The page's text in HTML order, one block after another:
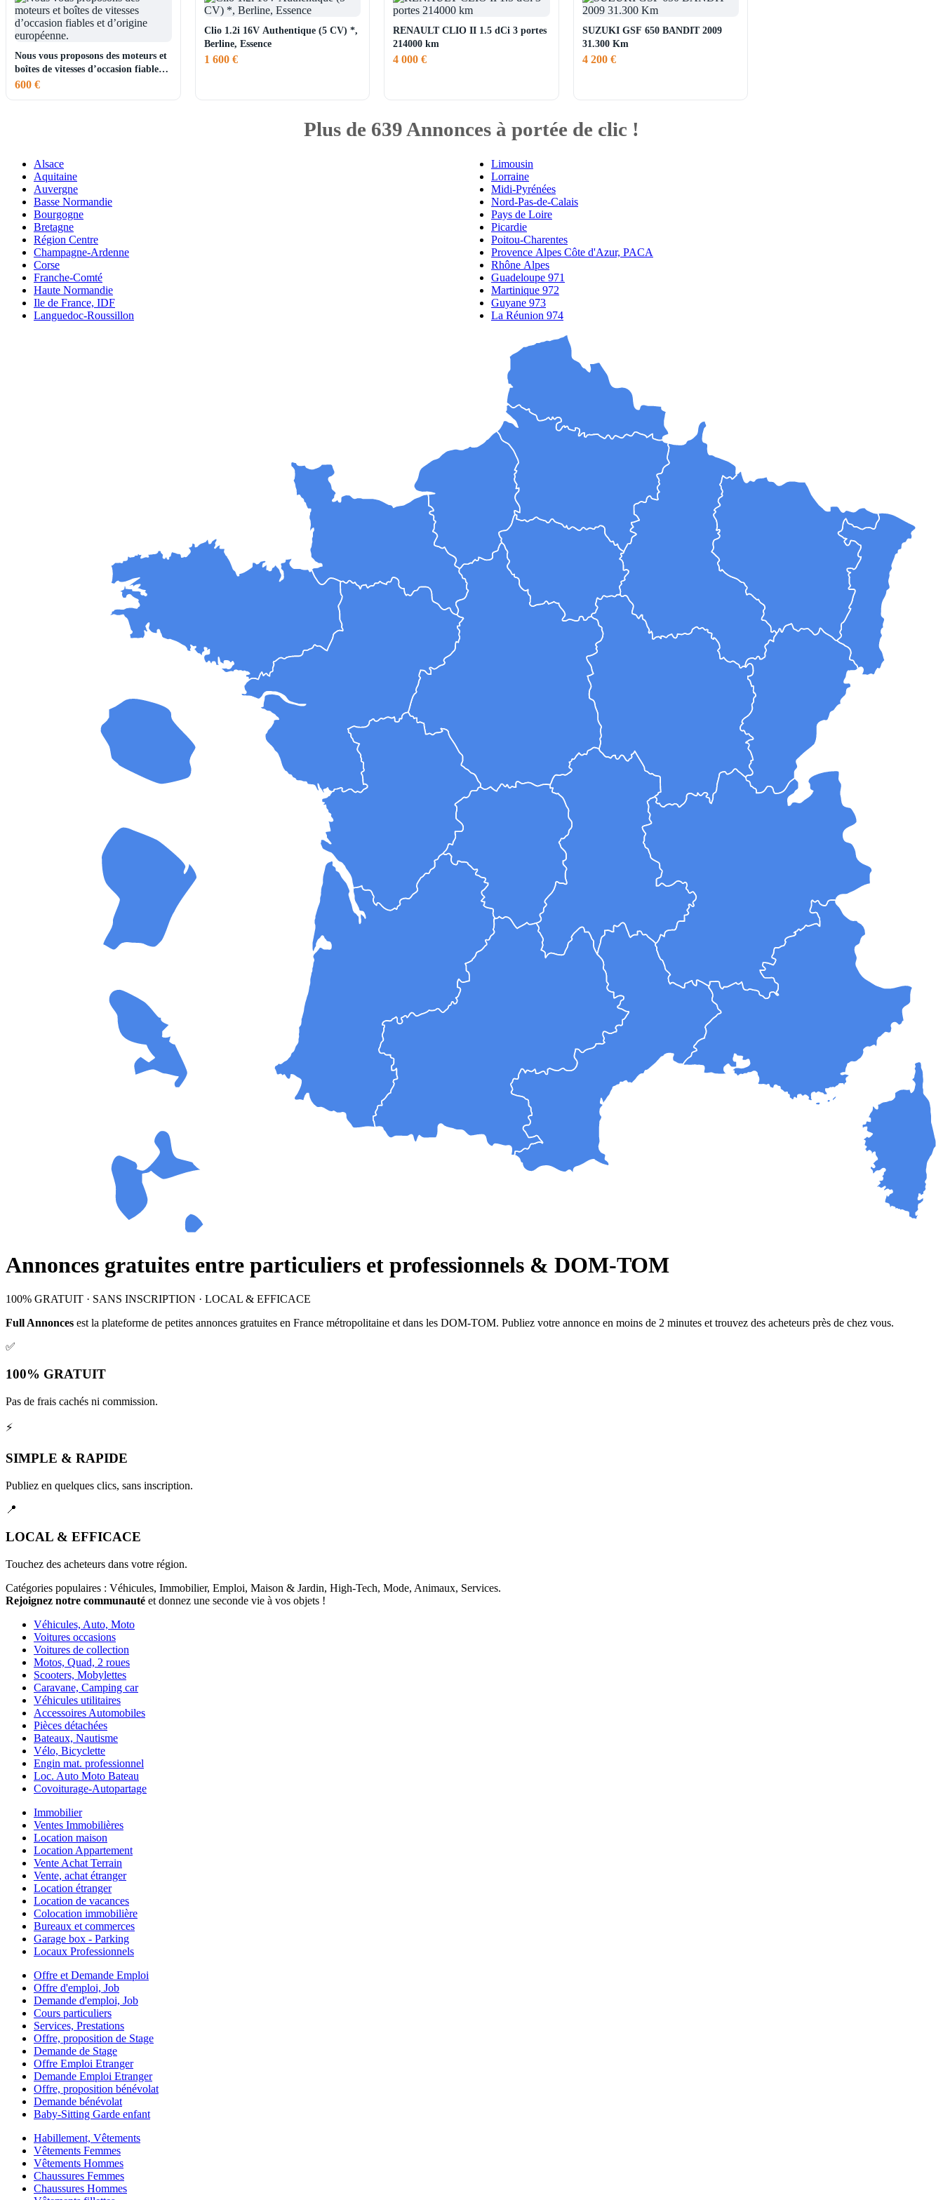
Nous vous proposons des moteurs et
boîtes de vitesses d’occasion fiables
et d’origine européenne.
600 €
Clio 1.2i 16V Authentique (5 CV) *,
Berline, Essence
1 600 €
RENAULT CLIO II 1.5 dCi 3 portes
214000 km
4 000 €
SUZUKI GSF 650 BANDIT 2009
31.300 Km
4 200 €
Plus de 639 Annonces à portée de clic !
Alsace
Aquitaine
Auvergne
Basse Normandie
Bourgogne
Bretagne
Région Centre
Champagne-Ardenne
Corse
Franche-Comté
Haute Normandie
Ile de France, IDF
Languedoc-Roussillon
Limousin
Lorraine
Midi-Pyrénées
Nord-Pas-de-Calais
Pays de Loire
Picardie
Poitou-Charentes
Provence Alpes Côte d'Azur, PACA
Rhône Alpes
Guadeloupe 971
Martinique 972
Guyane 973
La Réunion 974
Annonces gratuites entre particuliers et professionnels & DOM-TOM
100% GRATUIT · SANS INSCRIPTION · LOCAL & EFFICACE
Full Annonces est la plateforme de petites annonces gratuites en France métropolitaine et dans les DOM-TOM. Publiez votre annonce en moins de 2 minutes et trouvez des acheteurs près de chez vous.
✅
100% GRATUIT
Pas de frais cachés ni commission.
⚡
SIMPLE & RAPIDE
Publiez en quelques clics, sans inscription.
📍
LOCAL & EFFICACE
Touchez des acheteurs dans votre région.
Catégories populaires : Véhicules, Immobilier, Emploi, Maison & Jardin, High-Tech, Mode, Animaux, Services.
Rejoignez notre communauté et donnez une seconde vie à vos objets !
Véhicules, Auto, Moto
Voitures occasions
Voitures de collection
Motos, Quad, 2 roues
Scooters, Mobylettes
Caravane, Camping car
Véhicules utilitaires
Accessoires Automobiles
Pièces détachées
Bateaux, Nautisme
Vélo, Bicyclette
Engin mat. professionnel
Loc. Auto Moto Bateau
Covoiturage-Autopartage
Immobilier
Ventes Immobilières
Location maison
Location Appartement
Vente Achat Terrain
Vente, achat étranger
Location étranger
Location de vacances
Colocation immobilière
Bureaux et commerces
Garage box - Parking
Locaux Professionnels
Offre et Demande Emploi
Offre d'emploi, Job
Demande d'emploi, Job
Cours particuliers
Services, Prestations
Offre, proposition de Stage
Demande de Stage
Offre Emploi Etranger
Demande Emploi Etranger
Offre, proposition bénévolat
Demande bénévolat
Baby-Sitting Garde enfant
Habillement, Vêtements
Vêtements Femmes
Vêtements Hommes
Chaussures Femmes
Chaussures Hommes